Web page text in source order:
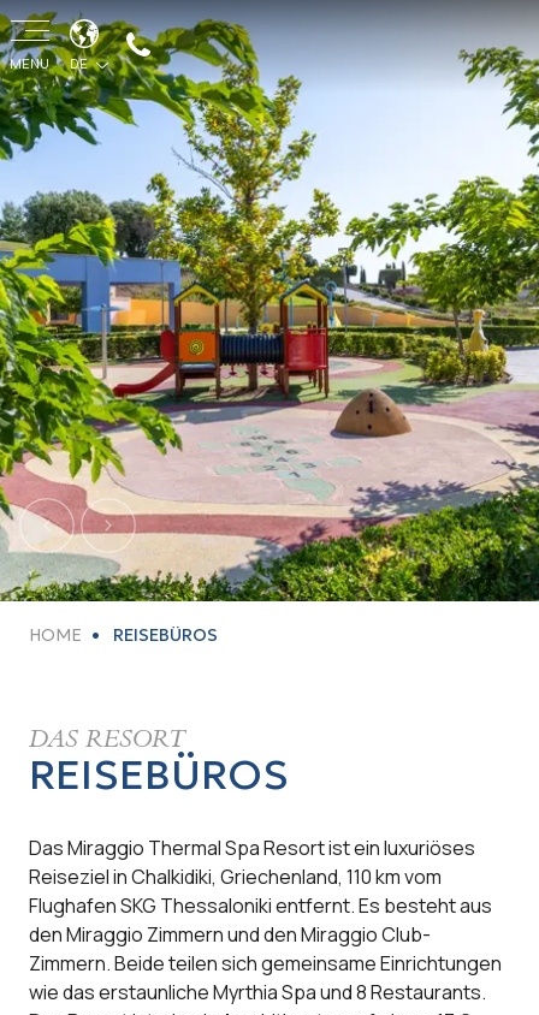
MENU DE
PreviousNext
HOME REISEBÜROS
DAS RESORT
REISEBÜROS
Das Miraggio Thermal Spa Resort ist ein luxuriöses
Reiseziel in Chalkidiki, Griechenland, 110 km vom
Flughafen SKG Thessaloniki entfernt. Es besteht aus
den Miraggio Zimmern und den Miraggio Club-
Zimmern. Beide teilen sich gemeinsame Einrichtungen
wie das erstaunliche Myrthia Spa und 8 Restaurants.